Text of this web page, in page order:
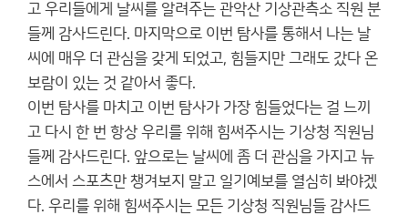
고 우리들에게 날씨를 알려주는 관악산 기상관측소 직원 분
들께 감사드린다. 마지막으로 이번 탐사를 통해서 나는 날
씨에 매우 더 관심을 갖게 되었고, 힘들지만 그래도 갔다 온
보람이 있는 것 같아서 좋다.
이번 탐사를 마치고 이번 탐사가 가장 힘들었다는 걸 느끼
고 다시 한 번 항상 우리를 위해 힘써주시는 기상청 직원님
들께 감사드린다. 앞으로는 날씨에 좀 더 관심을 가지고 뉴
스에서 스포츠만 챙겨보지 말고 일기예보를 열심히 봐야겠
다. 우리를 위해 힘써주시는 모든 기상청 직원님들 감사드